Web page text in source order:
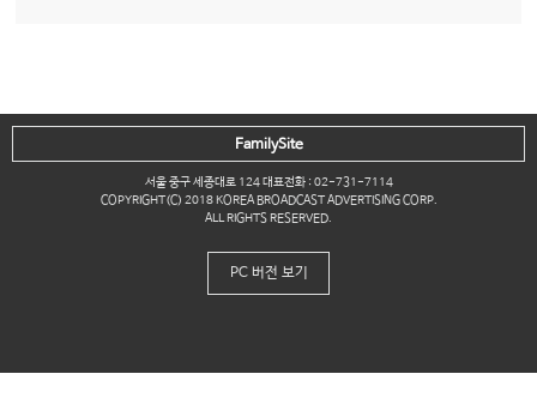
서울 중구 세종대로 124 대표전화 : 02-731-7114
COPYRIGHT(C) 2018 KOREA BROADCAST ADVERTISING CORP.
ALL RIGHTS RESERVED.
FamilySite
PC 버전 보기